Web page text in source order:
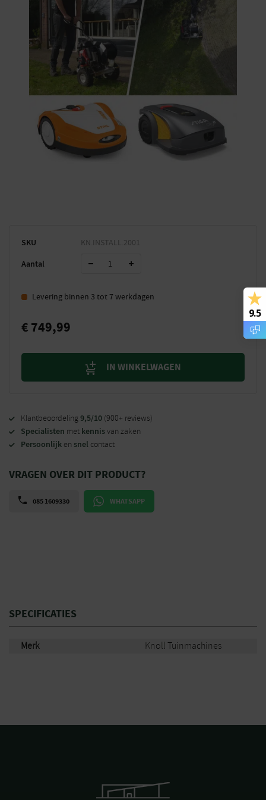
SKU KN.INSTALL.2001
Aantal
Levering binnen 3 tot 7 werkdagen
€ 749,99
IN WINKELWAGEN
Klantbeoordeling9,5/10 (900+ reviews)
Specialisten met kennisvan zaken
Persoonlijk en snel contact
VRAGEN OVER DIT PRODUCT?
085 1609330 WHATSAPP
SPECIFICATIES
Merk Knoll Tuinmachines
9.5